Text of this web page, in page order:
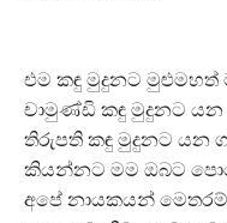
එම කඳු මුදුනට මුළුමහත්
චාමුණ්ඩි කඳු මුදුනට
තිරුපති කඳු මුදුනට යන
කියන්නට මම ඔබට
අපේ නායකයන්